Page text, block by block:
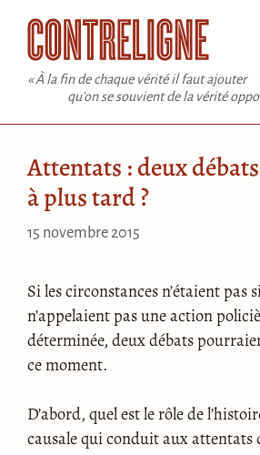
contenu
« À la fin de chaque vérité il faut ajouter
qu'on se souvient de la vérité
Attentats : deux
à plus tard ?
15 novembre 2015
Si les circonstances n’étaient pas
n’appelaient pas une action
déterminée, deux débats
ce moment.
D’abord, quel est le rôle de
causale qui conduit aux attentats